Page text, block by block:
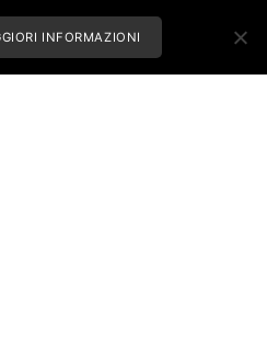
INFORMAZIONI